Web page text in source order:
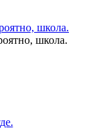
школа.